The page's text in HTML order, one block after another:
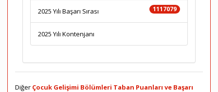
1117079
2025 Yılı Başarı Sırası
2025 Yılı Kontenjanı
Diğer Çocuk Gelişimi Bölümleri Taban Puanları ve Başarı